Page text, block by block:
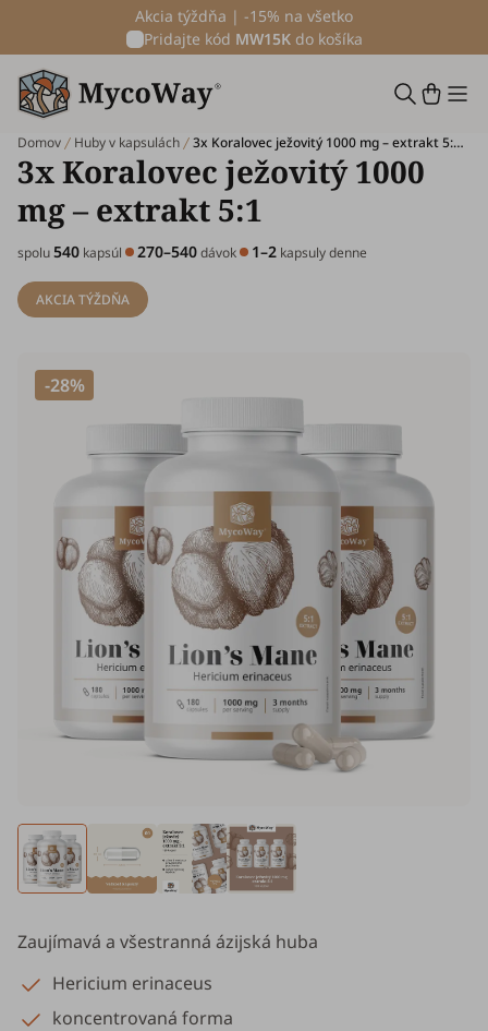
Akcia týždňa | -15% na všetko
Pridajte kód MW15Kdo košíka
Domov Huby v kapsulách 3x Koralovec ježovitý 1000 mg – extrakt 5:1, spolu 540 kapsúl
3x Koralovec ježovitý 1000
mg – extrakt 5:1
spolu540 kapsúl 270–540dávok 1–2 kapsuly denne
AKCIA TÝŽDŇA
-28%
Zaujímavá a všestranná ázijská huba
Hericium erinaceus
koncentrovaná forma